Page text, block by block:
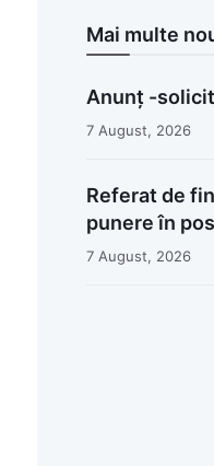
Mai multe
Anunț -
7 August, 2026
Referat de
punere în
7 August, 2026